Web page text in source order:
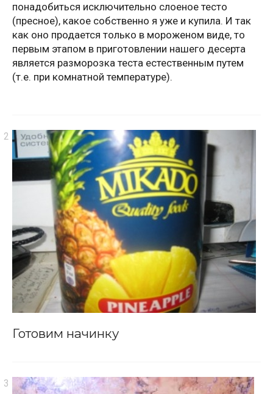
понадобиться исключительно слоеное тесто
(пресное), какое собственно я уже и купила. И так
как оно продается только в мороженом виде, то
первым этапом в приготовлении нашего десерта
является разморозка теста естественным путем
(т.е. при комнатной температуре).
Готовим начинку